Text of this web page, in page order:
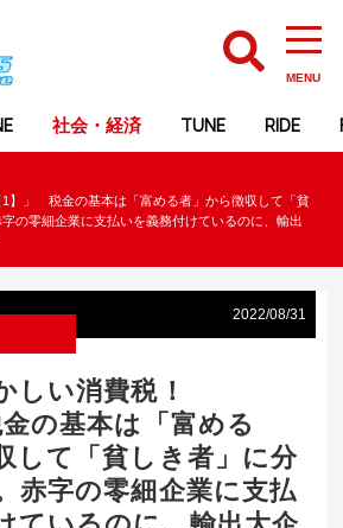
MENU
社会・経済 TUNE RIDE
1】」 税金の基本は「富める者」から徴収して「貧
の零細企業に支払いを義務付けているのに、輸出
2022/08/31
しい消費税！
の基本は「富める
して「貧しき者」に分
赤字の零細企業に支払